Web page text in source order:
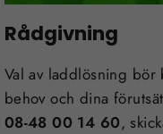
Rådgivning
Val av laddlösning bör
behov och dina
08-48 00 14 60,